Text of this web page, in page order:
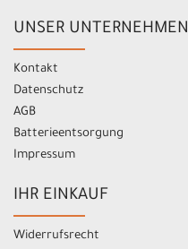
UNSER UNTERNEHMEN
Kontakt
Datenschutz
AGB
Batterieentsorgung
Impressum
IHR EINKAUF
Widerrufsrecht